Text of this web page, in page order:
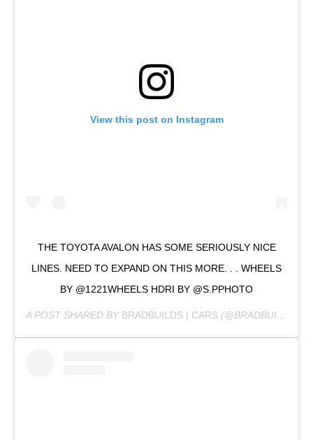
View this post on Instagram
THE TOYOTA AVALON HAS SOME SERIOUSLY NICE
LINES. NEED TO EXPAND ON THIS MORE. . . WHEELS
BY @1221WHEELS HDRI BY @S.PPHOTO
A POST SHARED BY BRADBUILDS | CARS (@BRADBUILDS) ON